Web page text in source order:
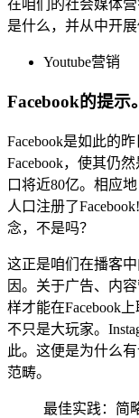
在咱们的社会媒体
是什么，并从中开展
Youtube营销
Facebook的提示
Facebook是如此的
Facebook，使其仍
口将近80亿。相应
人口注册了
念，不是吗？
这正是咱们在播客
因。关于广告、内
样才能在Facebook
不只是大玩家。
此。这便是为什么
范畴。
最佳实践：简